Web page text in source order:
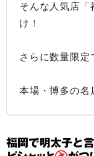
そんな人気店「
け！
さらに数量限定
本場・博多の名